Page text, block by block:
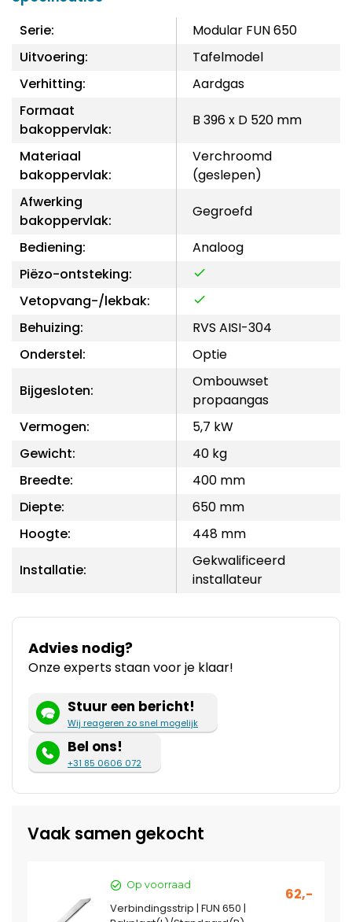
Serie:
Modular FUN 650
Uitvoering:
Tafelmodel
Verhitting:
Aardgas
Formaat
bakoppervlak:
B 396 x D 520 mm
Materiaal
bakoppervlak:
Verchroomd
(geslepen)
Afwerking
bakoppervlak:
Gegroefd
Bediening:
Analoog
Piëzo-ontsteking:
Vetopvang-/lekbak:
Behuizing:
RVS AISI-304
Onderstel:
Optie
Bijgesloten:
Ombouwset
propaangas
Vermogen:
5,7 kW
Gewicht:
40 kg
Breedte:
400 mm
Diepte:
650 mm
Hoogte:
448 mm
Installatie:
Gekwalificeerd
installateur
Advies nodig?
Onze experts staan voor je klaar!
Stuur een bericht!
Wij reageren zo snel mogelijk
Bel ons!
+31 85 0606 072
Vaak samen gekocht
Op voorraad
62,-
Verbindingsstrip | FUN 650 |